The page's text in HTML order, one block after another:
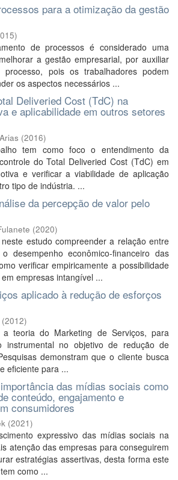
para a otimização da gestão
)
de processos é considerado uma
a gestão empresarial, por auxiliar
pois os trabalhadores podem
os aspectos necessários ...
Deliveried Cost (TdC) na
e aplicabilidade em outros setores
(2016)
tem como foco o entendimento da
do Total Deliveried Cost (TdC) em
e verificar a viabilidade de aplicação
tipo de indústria. ...
da percepção de valor pelo
(2020)
estudo compreender a relação entre
desempenho econômico-financeiro das
verificar empiricamente a possibilidade
empresas intangível ...
aplicado à redução de esforços
(2012)
a teoria do Marketing de Serviços, para
instrumental no objetivo de redução de
demonstram que o cliente busca
eficiente para ...
das mídias sociais como
conteúdo, engajamento e
consumidores
(2021)
expressivo das mídias sociais na
atenção das empresas para conseguirem
estratégias assertivas, desta forma este
como ...